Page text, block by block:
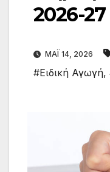
2026-
ΜΆΙ 14, 2026
#Ειδική Αγωγή,